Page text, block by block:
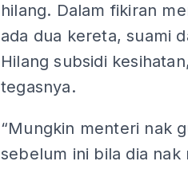
hilang. Dalam fikiran
ada dua kereta, suami
Hilang subsidi
tegasnya.
“Mungkin menteri nak
sebelum ini bila dia nak